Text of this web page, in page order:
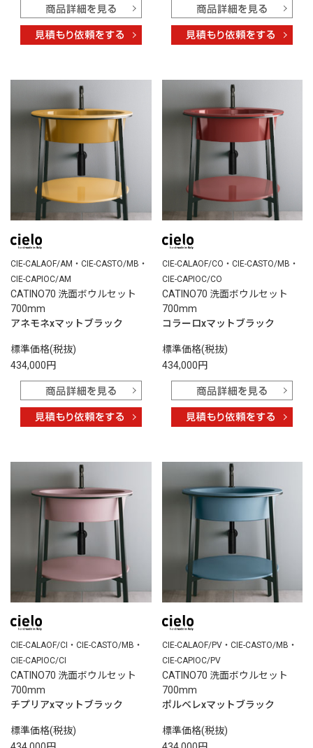
CIE-CALAOF/AM・CIE-CASTO/MB・
CIE-CAPIOC/AM
CATINO70 洗面ボウルセット
700mm
アネモネxマットブラック
標準価格(税抜)
434,000円
CIE-CALAOF/CO・CIE-CASTO/MB・
CIE-CAPIOC/CO
CATINO70 洗面ボウルセット
700mm
コラーロxマットブラック
標準価格(税抜)
434,000円
CIE-CALAOF/CI・CIE-CASTO/MB・
CIE-CAPIOC/CI
CATINO70 洗面ボウルセット
700mm
チプリアxマットブラック
標準価格(税抜)
CIE-CALAOF/PV・CIE-CASTO/MB・
CIE-CAPIOC/PV
CATINO70 洗面ボウルセット
700mm
ポルベレxマットブラック
標準価格(税抜)